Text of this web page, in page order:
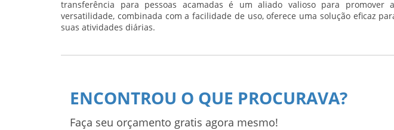
transferência para pessoas acamadas é um aliado valioso para promover
versatilidade, combinada com a facilidade de uso, oferece uma solução eficaz
suas atividades diárias.
ENCONTROU O QUE PROCURAVA?
Faça seu orçamento gratis agora mesmo!